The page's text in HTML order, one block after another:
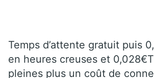
Temps d’attente gratuit puis
en heures creuses et
pleines plus un coût de